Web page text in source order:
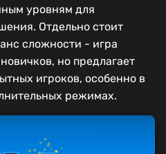
уровням для
Отдельно стоит
сложности - игра
но предлагает
игроков, особенно в
режимах.